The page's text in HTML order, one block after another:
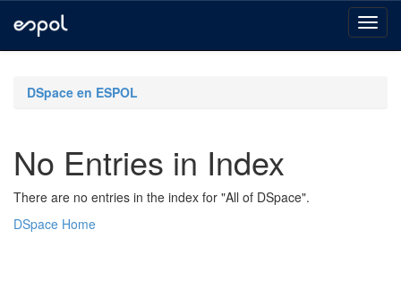
navigationDSpace en ESPOL
No Entries in Index
There are no entries in the index for "All of DSpace".
DSpace Home